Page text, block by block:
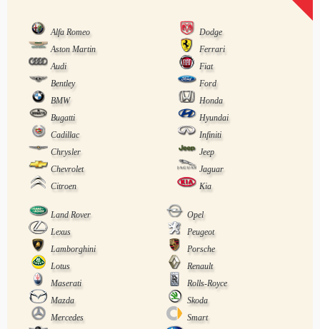
Alfa Romeo
Dodge
Aston Martin
Ferrari
Audi
Fiat
Bentley
Ford
BMW
Honda
Bugatti
Hyundai
Cadillac
Infiniti
Chrysler
Jeep
Chevrolet
Jaguar
Citroen
Kia
Land Rover
Opel
Lexus
Peugeot
Lamborghini
Porsche
Lotus
Renault
Maserati
Rolls-Royce
Mazda
Skoda
Mercedes
Smart